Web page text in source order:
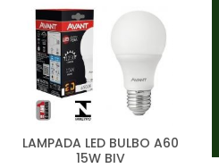
LAMPADA LED BULBO A60
15W BIV